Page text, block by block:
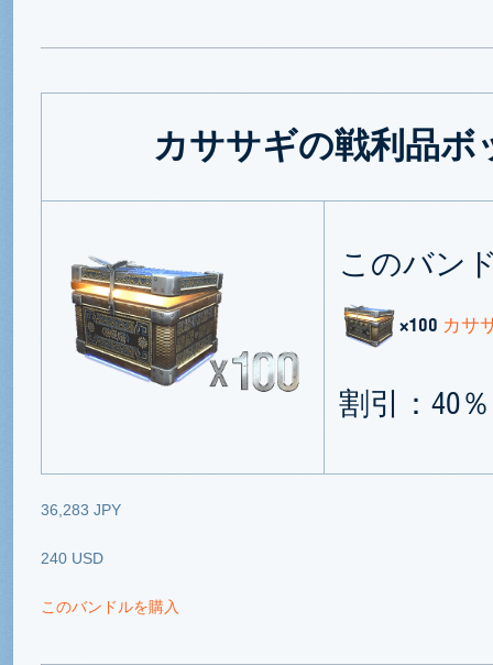
カササギの戦利品ボ
このバン
×100 カサ
割引：40％
36,283 JPY
240 USD
このバンドルを購入